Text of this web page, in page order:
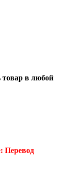
товар в любой
Перевод